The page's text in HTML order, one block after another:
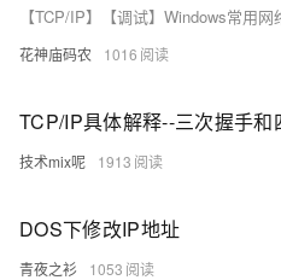
【TCP/IP】【调试】Windows常用
花神庙码农 1016
TCP/IP具体解释--三次握手
技术mix呢 1913
DOS下修改IP地址
青夜之衫 1053